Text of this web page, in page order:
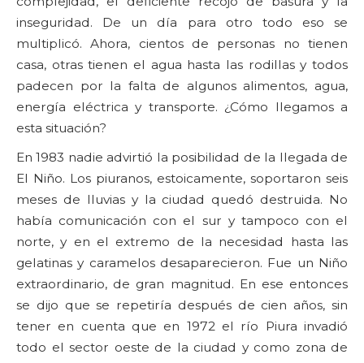
inseguridad. De un día para otro todo eso se
multiplicó. Ahora, cientos de personas no tienen
casa, otras tienen el agua hasta las rodillas y todos
padecen por la falta de algunos alimentos, agua,
energía eléctrica y transporte. ¿Cómo llegamos a
esta situación?
En 1983 nadie advirtió la posibilidad de la llegada de
El Niño. Los piuranos, estoicamente, soportaron seis
meses de lluvias y la ciudad quedó destruida. No
había comunicación con el sur y tampoco con el
norte, y en el extremo de la necesidad hasta las
gelatinas y caramelos desaparecieron. Fue un Niño
extraordinario, de gran magnitud. En ese entonces
se dijo que se repetiría después de cien años, sin
tener en cuenta que en 1972 el río Piura invadió
todo el sector oeste de la ciudad y como zona de